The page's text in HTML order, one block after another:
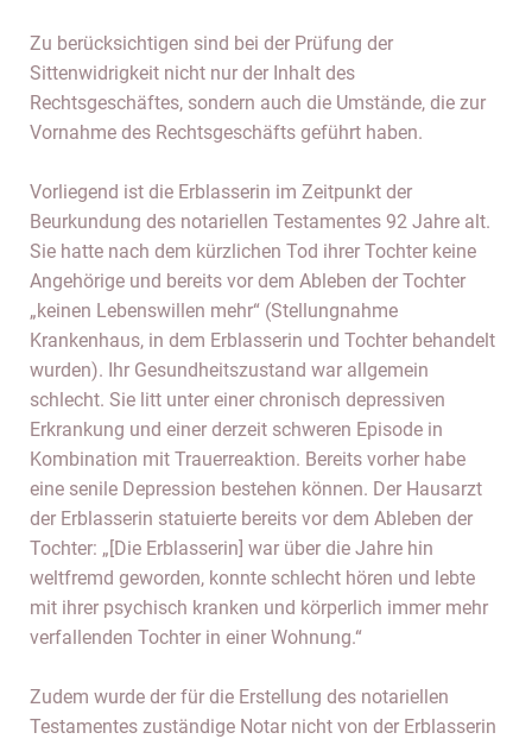
Zu berücksichtigen sind bei der Prüfung der
Sittenwidrigkeit nicht nur der Inhalt des
Rechtsgeschäftes, sondern auch die Umstände, die zur
Vornahme des Rechtsgeschäfts geführt haben.
Vorliegend ist die Erblasserin im Zeitpunkt der
Beurkundung des notariellen Testamentes 92 Jahre alt.
Sie hatte nach dem kürzlichen Tod ihrer Tochter keine
Angehörige und bereits vor dem Ableben der Tochter
„keinen Lebenswillen mehr“ (Stellungnahme
Krankenhaus, in dem Erblasserin und Tochter behandelt
wurden). Ihr Gesundheitszustand war allgemein
schlecht. Sie litt unter einer chronisch depressiven
Erkrankung und einer derzeit schweren Episode in
Kombination mit Trauerreaktion. Bereits vorher habe
eine senile Depression bestehen können. Der Hausarzt
der Erblasserin statuierte bereits vor dem Ableben der
Tochter: „[Die Erblasserin] war über die Jahre hin
weltfremd geworden, konnte schlecht hören und lebte
mit ihrer psychisch kranken und körperlich immer mehr
verfallenden Tochter in einer Wohnung.“
Zudem wurde der für die Erstellung des notariellen
Testamentes zuständige Notar nicht von der Erblasserin